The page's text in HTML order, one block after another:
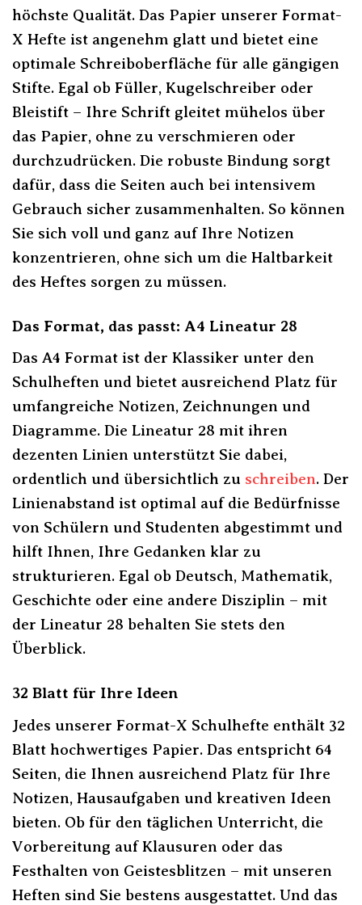
höchste Qualität. Das Papier unserer Format-
X Hefte ist angenehm glatt und bietet eine
optimale Schreiboberfläche für alle gängigen
Stifte. Egal ob Füller, Kugelschreiber oder
Bleistift – Ihre Schrift gleitet mühelos über
das Papier, ohne zu verschmieren oder
durchzudrücken. Die robuste Bindung sorgt
dafür, dass die Seiten auch bei intensivem
Gebrauch sicher zusammenhalten. So können
Sie sich voll und ganz auf Ihre Notizen
konzentrieren, ohne sich um die Haltbarkeit
des Heftes sorgen zu müssen.
Das Format, das passt: A4 Lineatur 28
Das A4 Format ist der Klassiker unter den
Schulheften und bietet ausreichend Platz für
umfangreiche Notizen, Zeichnungen und
Diagramme. Die Lineatur 28 mit ihren
dezenten Linien unterstützt Sie dabei,
ordentlich und übersichtlich zu schreiben. Der
Linienabstand ist optimal auf die Bedürfnisse
von Schülern und Studenten abgestimmt und
hilft Ihnen, Ihre Gedanken klar zu
strukturieren. Egal ob Deutsch, Mathematik,
Geschichte oder eine andere Disziplin – mit
der Lineatur 28 behalten Sie stets den
Überblick.
32 Blatt für Ihre Ideen
Jedes unserer Format-X Schulhefte enthält 32
Blatt hochwertiges Papier. Das entspricht 64
Seiten, die Ihnen ausreichend Platz für Ihre
Notizen, Hausaufgaben und kreativen Ideen
bieten. Ob für den täglichen Unterricht, die
Vorbereitung auf Klausuren oder das
Festhalten von Geistesblitzen – mit unseren
Heften sind Sie bestens ausgestattet. Und das